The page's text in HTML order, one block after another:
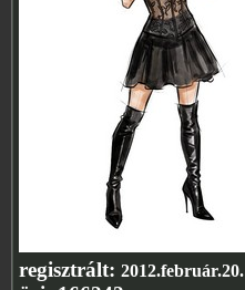
regisztrált: 2012.február.20.